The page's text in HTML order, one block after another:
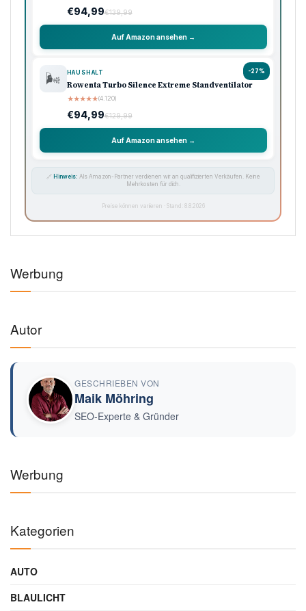
€94,99€139,99
Auf Amazon ansehen →
-27%
🌬️ HAUSHALT
Rowenta Turbo Silence Extreme Standventilator
★★★★★(4.120)
€94,99€129,99
Auf Amazon ansehen →
🔗 Hinweis: Als Amazon-Partner verdienen wir an qualifizierten Verkäufen. Keine
Mehrkosten für dich.
Preise können variieren · Stand: 8.8.2026
Werbung
Autor
GESCHRIEBEN VON
Maik Möhring
SEO-Experte & Gründer
Werbung
Kategorien
AUTO
BLAULICHT